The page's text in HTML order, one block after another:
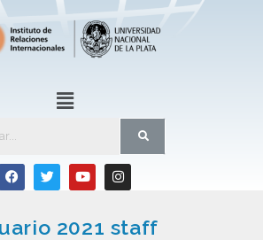
2021 staff